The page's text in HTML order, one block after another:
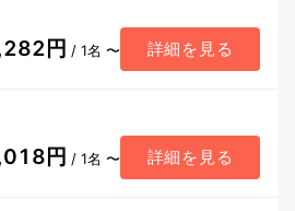
円 / 1名 〜 詳細を見る
円 / 1名 〜 詳細を見る